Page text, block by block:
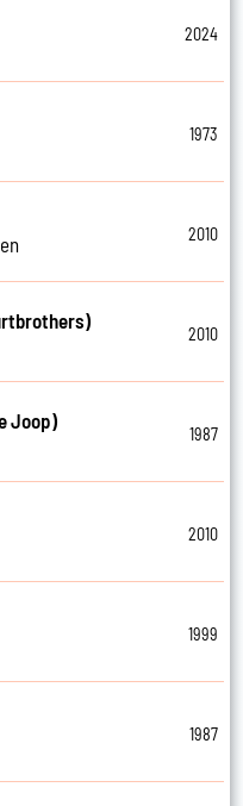
2024
1973
2010
2010
Joop)
1987
2010
1999
1987